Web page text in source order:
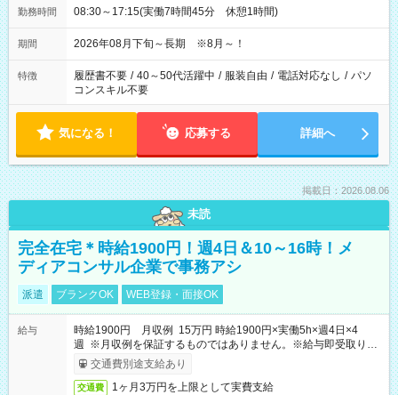
勤務時間 08:30～17:15(実働7時間45分 休憩1時間)
期間 2026年08月下旬～長期 ※8月～！
特徴 履歴書不要 / 40～50代活躍中 / 服装自由 / 電話対応なし / パソ
コンスキル不要
気になる！ 応募する 詳細へ
掲載日：2026.08.06
未読
完全在宅＊時給1900円！週4日＆10～16時！メ
ディアコンサル企業で事務アシ
派遣 ブランクOK WEB登録・面接OK
給与
時給1900円 月収例 15万円 時給1900円×実働5h×週4日×4
週 ※月収例を保証するものではありません。※給与即受取りサ
ービス利用可（利用条件有）
交通費別途支給あり
交通費 1ヶ月3万円を上限として実費支給